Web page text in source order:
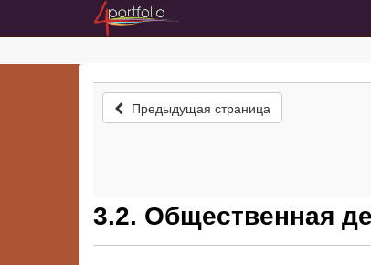
Предыдущая страница
3.2. Общественная